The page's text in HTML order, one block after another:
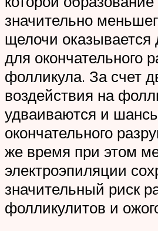
значительно
щелочи оказывается
для окончательного
фолликула. За счет
воздействия на
удваиваются и
окончательного
же время при этом
электроэпиляции
значительный риск
фолликулитов и